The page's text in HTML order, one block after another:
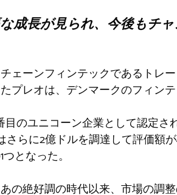
成長が見られ、今後もチ
ェーンフィンテックであるトレ
プレオは、デンマークのフィン
目のユニコーン企業として認定
らに2億ドルを調達して評価額
となった。
の絶好調の時代以来、市場の調